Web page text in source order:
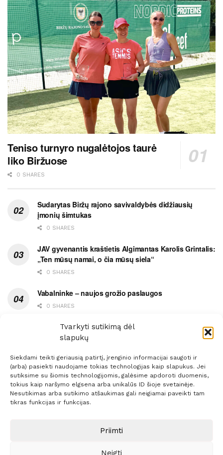
Tvarkyti sutikimą dėl
slapukų
Siekdami teikti geriausią patirtį, įrenginio informacijai saugoti ir
(arba) pasiekti naudojame tokias technologijas kaip slapukus. Jei
sutiksime su šiomis technologijomis, galėsime apdoroti duomenis,
tokius kaip naršymo elgsena arba unikalūs ID šioje svetainėje.
Nesutikimas arba sutikimo atšaukimas gali neigiamai paveikti tam
tikras funkcijas ir funkcijas.
Priimti
Neigti
Teniso turnyro nugalėtojos taurė
liko Biržuose
0 SHARES
Sudarytas Biržų rajono savivaldybės didžiausių
įmonių šimtukas
0 SHARES
JAV gyvenantis kraštietis Algimantas Karolis Grintalis:
„Ten mūsų namai, o čia mūsų siela“
0 SHARES
Vabalninke – naujos grožio paslaugos
0 SHARES
Vytauto gatvės grimasos, arba užsitęsusi Biržų gėda
0 SHARES
Prenumerata Reklama
Sprendimas:ITBrolis